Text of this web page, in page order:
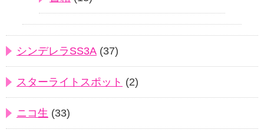
シンデレラSS3A (37)
スターライトスポット (2)
ニコ生 (33)